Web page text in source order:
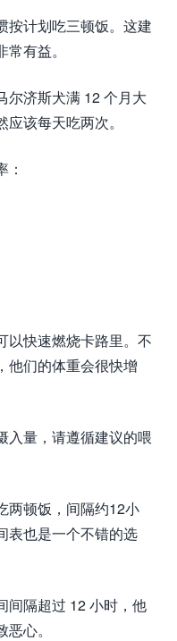
按计划吃三顿饭。这建
有益。
尔济斯犬满 12 个月大
该每天吃两次。
以快速燃烧卡路里。不
他们的体重会很快增
入量，请遵循建议的喂
两顿饭，间隔约12小
表也是一个不错的选
间隔超过 12 小时，他
心。